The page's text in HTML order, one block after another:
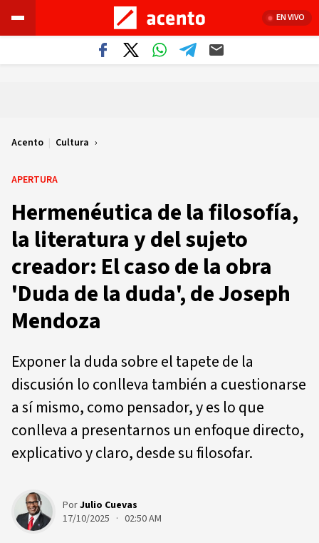
EN VIVO
Acento | Cultura
APERTURA
Hermenéutica de la filosofía,
la literatura y del sujeto
creador: El caso de la obra
'Duda de la duda', de Joseph
Mendoza
Exponer la duda sobre el tapete de la
discusión lo conlleva también a cuestionarse
a sí mismo, como pensador, y es lo que
conlleva a presentarnos un enfoque directo,
explicativo y claro, desde su filosofar.
PorJulio Cuevas
17/10/2025 · 02:50 AM